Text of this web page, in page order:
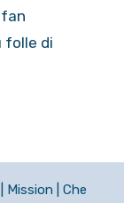
folle di
Mission
Che